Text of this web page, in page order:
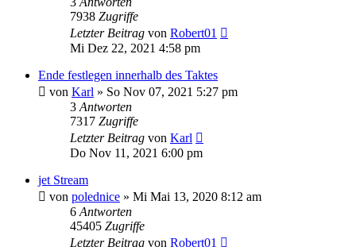
7938 Zugriffe
Letzter Beitrag von Robert01
Mi Dez 22, 2021 4:58 pm
Ende festlegen innerhalb des Taktes
von Karl » So Nov 07, 2021 5:27 pm
3 Antworten
7317 Zugriffe
Letzter Beitrag von Karl
Do Nov 11, 2021 6:00 pm
jet Stream
von polednice » Mi Mai 13, 2020 8:12 am
6 Antworten
45405 Zugriffe
Letzter Beitrag von Robert01